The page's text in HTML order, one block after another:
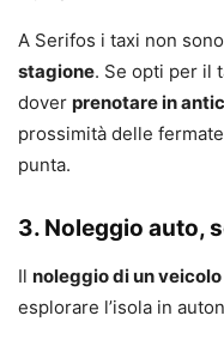
A Serifos i taxi non
stagione. Se opti per il
dover prenotare in
prossimità delle
punta.
3. Noleggio auto,
Il noleggio di un veicolo
esplorare l’isola in